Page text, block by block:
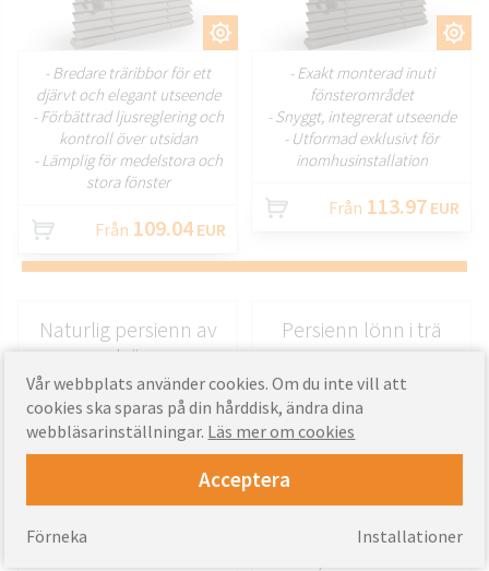
ANPASSA
- Bredare träribbor för ett
djärvt och elegant utseende
- Förbättrad ljusreglering och
kontroll över utsidan
- Lämplig för medelstora och
stora fönster
Från 109.04 EUR
ANPASSA
- Exakt monterad inuti
fönsterområdet
- Snyggt, integrerat utseende
- Utformad exklusivt för
inomhusinstallation
Från 113.97 EUR
Naturlig persienn av
trä
Persienn lönn i trä
Vår webbplats använder cookies. Om du inte vill att
cookies ska sparas på din hårddisk, ändra dina
webbläsarinställningar. Läs mer om cookies
Acceptera
Installationer
Förneka